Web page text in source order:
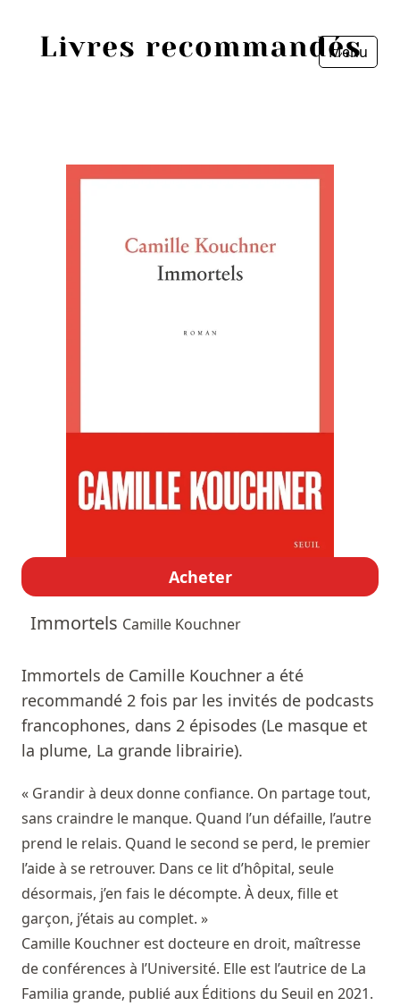
Menu
Acheter
Immortels Camille Kouchner
Immortels de Camille Kouchner a été
recommandé 2 fois par les invités de podcasts
francophones, dans 2 épisodes (Le masque et
la plume, La grande librairie).
« Grandir à deux donne confiance. On partage tout,
sans craindre le manque. Quand l’un défaille, l’autre
prend le relais. Quand le second se perd, le premier
l’aide à se retrouver. Dans ce lit d’hôpital, seule
désormais, j’en fais le décompte. À deux, fille et
garçon, j’étais au complet. »
Camille Kouchner est docteure en droit, maîtresse
de conférences à l’Université. Elle est l’autrice de La
Familia grande, publié aux Éditions du Seuil en 2021.
Personnes
Livres les plus recommandés
Fermer